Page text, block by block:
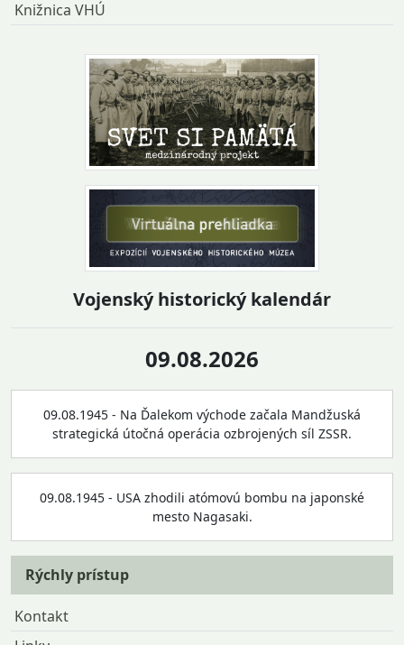
Knižnica VHÚ
Vojenský historický kalendár
09.08.2026
09.08.1945 - Na Ďalekom východe začala Mandžuská
strategická útočná operácia ozbrojených síl ZSSR.
09.08.1945 - USA zhodili atómovú bombu na japonské
mesto Nagasaki.
Rýchly prístup
Kontakt